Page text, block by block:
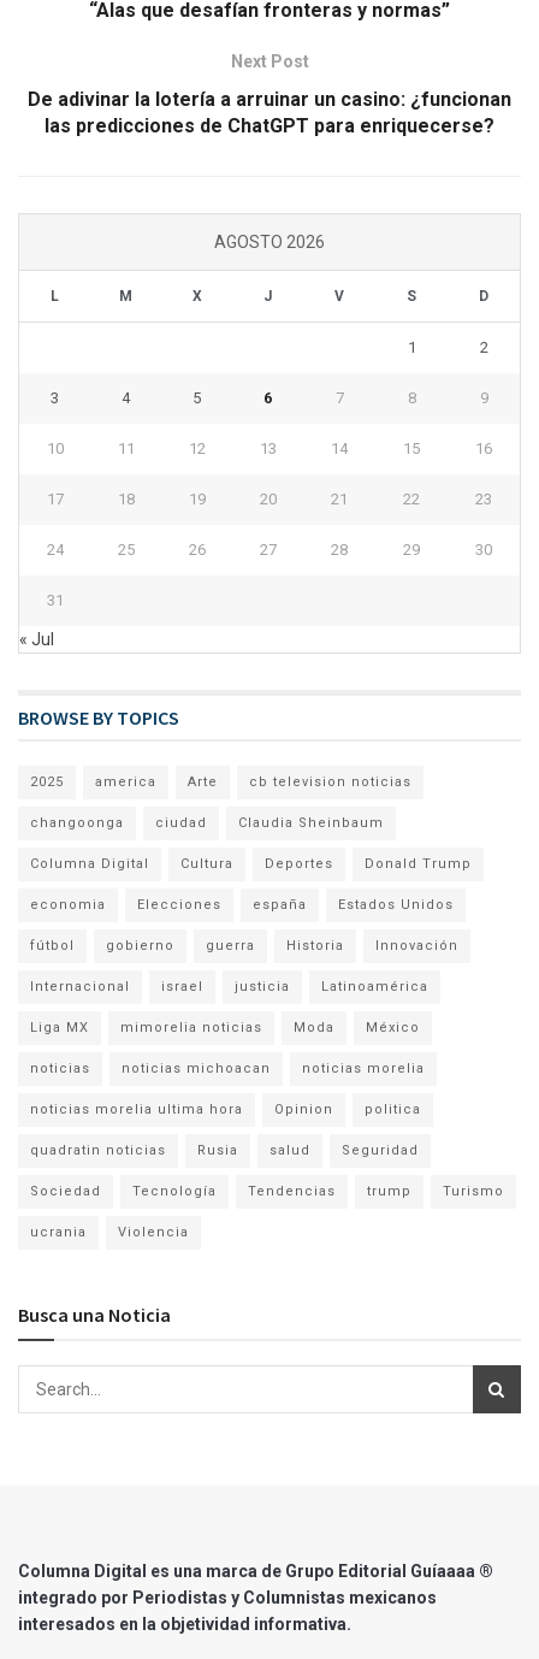
“Alas que desafían fronteras y normas”
Next Post
De adivinar la lotería a arruinar un casino: ¿funcionan
las predicciones de ChatGPT para enriquecerse?
AGOSTO 2026
L M X J V S D
1 2
3 4 5 6 7 8 9
10 11 12 13 14 15 16
17 18 19 20 21 22 23
24 25 26 27 28 29 30
31
« Jul
BROWSE BY TOPICS
2025 america Arte cb television noticias
changoonga ciudad Claudia Sheinbaum
Columna Digital Cultura Deportes Donald Trump
economia Elecciones españa Estados Unidos
fútbol gobierno guerra Historia Innovación
Internacional israel justicia Latinoamérica
Liga MX mimorelia noticias Moda México
noticias noticias michoacan noticias morelia
noticias morelia ultima hora Opinion politica
quadratin noticias Rusia salud Seguridad
Sociedad Tecnología Tendencias trump Turismo
ucrania Violencia
Busca una Noticia
Columna Digital es una marca de Grupo Editorial Guíaaaa ®
integrado por Periodistas y Columnistas mexicanos
interesados en la objetividad informativa.